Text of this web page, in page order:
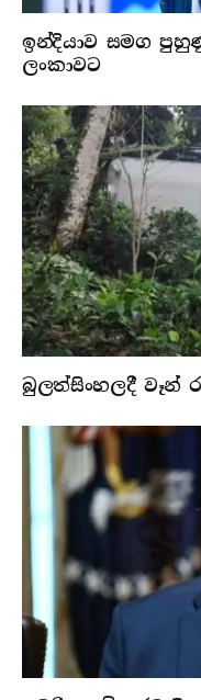
ඉන්දියාව සමග
ලංකාවට
බුලත්සිංහලදී වෑන්